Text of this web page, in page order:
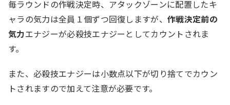
毎ラウンドの作戦決定時、アタックゾーンに配置したキ
ャラの気力は全員１個ずつ回復しますが、作戦決定前の
気力エナジーが必殺技エナジーとしてカウントされま
す。
また、必殺技エナジーは小数点以下が切り捨てでカウン
トされますので加えて注意が必要です。